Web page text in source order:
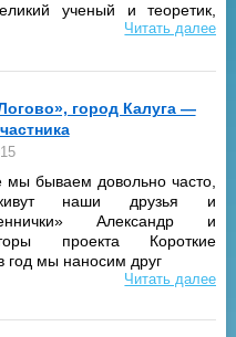
ученый и теоретик,
Читать далее
город Калуга —
мы бываем довольно часто,
наши друзья и
Александр и
проекта Короткие
год мы наносим друг
Читать далее